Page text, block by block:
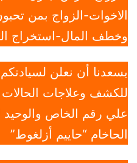
الاخوات-الزواج بمن
وخطف المال-استخراج
يسعدنا أن نعلن
للكشف وعلاجات
علي رقم الخاص والوحيد
الحاخام “حاييم أزلغوط”